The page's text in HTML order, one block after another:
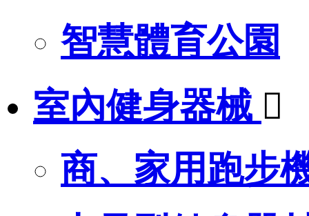
智慧體育公園
室內健身器械 
商、家用跑步